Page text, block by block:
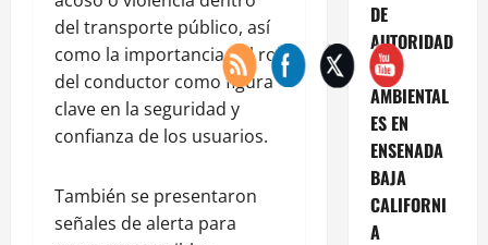
del transporte público, así
como la importancia del rol
del conductor como figura
clave en la seguridad y
confianza de los usuarios.
También se presentaron
señales de alerta para
DE
AUTORIDAD
ES
AMBIENTAL
ES EN
ENSENADA
BAJA
CALIFORNI
A